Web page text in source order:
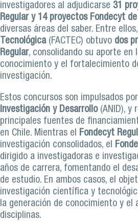
investigadores al adjudicarse 31
Regular y 14 proyectos Fondecyt
diversas áreas del saber. Entre
Tecnológica(FACTEC) obtuvo dos
Regular, consolidando su aporte en
conocimiento y el fortalecimiento
investigación.
Estos concursos son impulsados
Investigación y Desarrollo(ANID), y
principales fuentes de
en Chile. Mientras el
Fondecyt
investigación consolidados, el
dirigido a investigadoras e
años de carrera, fomentando el
de estudio. En ambos casos, el
investigación científica y
la generación de conocimiento y el
disciplinas.